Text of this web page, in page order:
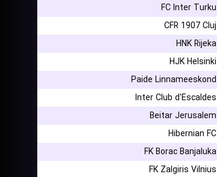
FC Inter Turku
CFR 1907 Cluj
HNK Rijeka
HJK Helsinki
Paide Linnameeskond
Inter Club d'Escaldes
Beitar Jerusalem
Hibernian FC
FK Borac Banjaluka
FK Zalgiris Vilnius